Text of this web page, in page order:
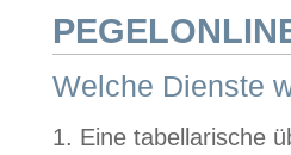
Welche Dienste
1. Eine tabellarische